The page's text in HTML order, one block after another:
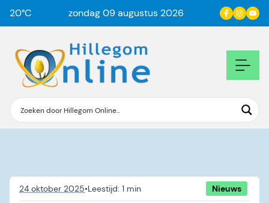
20°C zondag 09 augustus 2026
24 oktober 2025• Nieuws